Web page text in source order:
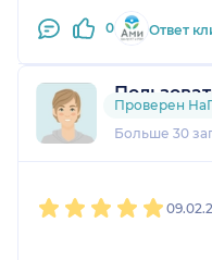
0 Ответ
5 отзывов и3
Больше 30
Проверен